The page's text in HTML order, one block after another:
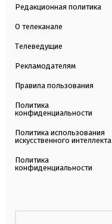
Редакционная политика
О телеканале
Телеведущие
Рекламодателям
Правила пользования
Политика
конфиденциальности
Политика использования
искусственного интеллекта
Политика
конфиденциальности